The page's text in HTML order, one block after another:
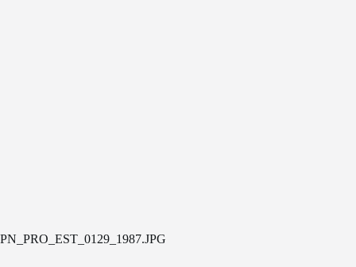
PN_PRO_EST_0129_1987.JPG